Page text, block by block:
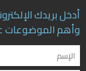
أدخل بريدك
وأهم الموضوعات